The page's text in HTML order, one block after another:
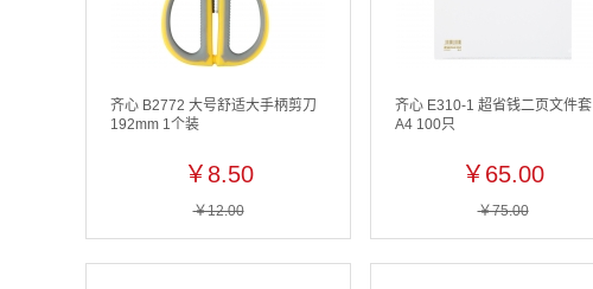
齐心 B2772 大号舒适大手柄剪刀
192mm 1个装
￥8.50
￥12.00
齐心 E310-1 超省钱二页文件套
A4 100只
￥65.00
￥75.00